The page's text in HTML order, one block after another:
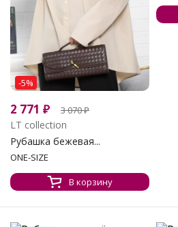
-5%
2 771 ₽ 3 070₽
LT collection
Рубашка бежевая...
ONE-SIZE
В корзину